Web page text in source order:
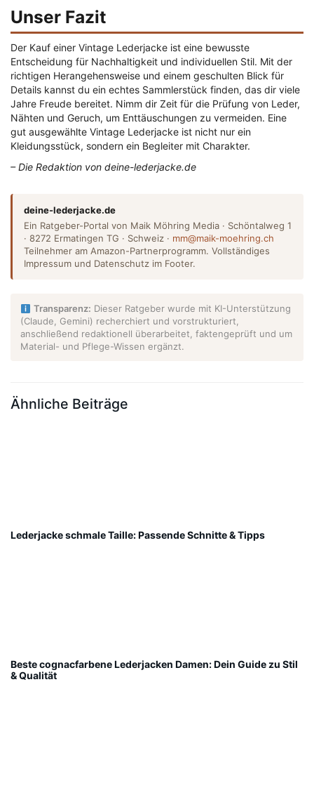
Unser Fazit
Der Kauf einer Vintage Lederjacke ist eine bewusste
Entscheidung für Nachhaltigkeit und individuellen Stil. Mit der
richtigen Herangehensweise und einem geschulten Blick für
Details kannst du ein echtes Sammlerstück finden, das dir viele
Jahre Freude bereitet. Nimm dir Zeit für die Prüfung von Leder,
Nähten und Geruch, um Enttäuschungen zu vermeiden. Eine
gut ausgewählte Vintage Lederjacke ist nicht nur ein
Kleidungsstück, sondern ein Begleiter mit Charakter.
– Die Redaktion von deine-lederjacke.de
deine-lederjacke.de
Ein Ratgeber-Portal von Maik Möhring Media · Schöntalweg 1
· 8272 Ermatingen TG · Schweiz · mm@maik-moehring.ch
Teilnehmer am Amazon-Partnerprogramm. Vollständiges
Impressum und Datenschutz im Footer.
Transparenz: Dieser Ratgeber wurde mit KI-Unterstützung
(Claude, Gemini) recherchiert und vorstrukturiert,
anschließend redaktionell überarbeitet, faktengeprüft und um
Material- und Pflege-Wissen ergänzt.
Ähnliche Beiträge
Lederjacke schmale Taille: Passende Schnitte & Tipps
Beste cognacfarbene Lederjacken Damen: Dein Guide zu Stil
& Qualität